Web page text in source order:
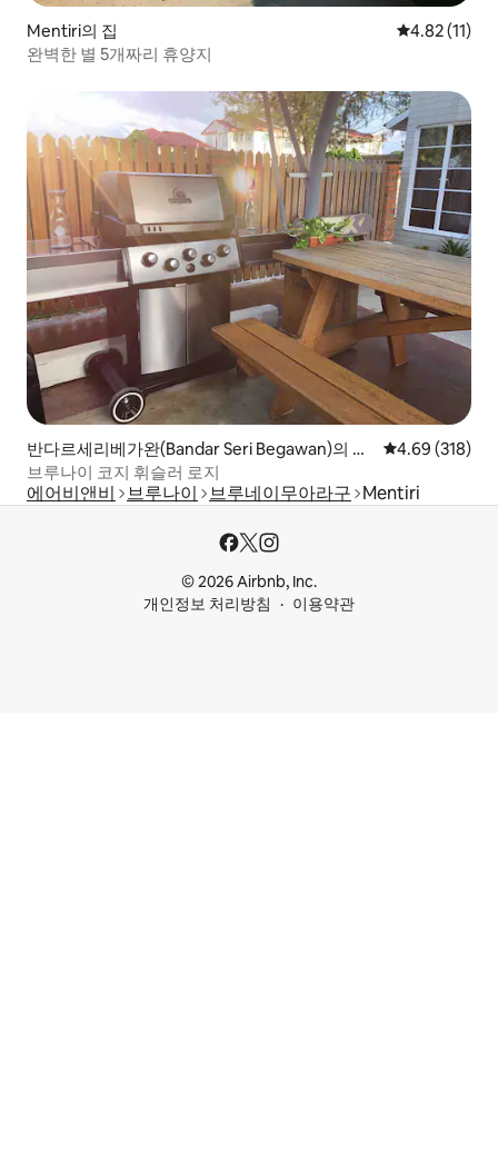
Mentiri의 집 평점 4.82점
4.82 (11)
완벽한 별 5개짜리 휴양지
반다르세리베가완(Bandar Seri Begawan)의 별
장
평점 4.69점(5
4.69 (318)
브루나이 코지 휘슬러 로지
에어비앤비 브루나이 브루네이무아라구 Mentiri
© 2026 Airbnb, Inc.
개인정보 처리방침
이용약관